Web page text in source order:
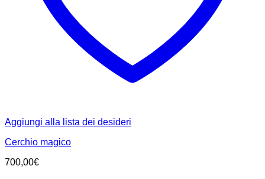
Aggiungi alla lista dei desideri
Cerchio magico
700,00€